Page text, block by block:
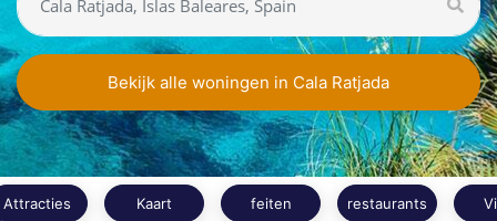
Bekijk alle woningen in Cala Ratjada
Attracties Kaart feiten restaurants